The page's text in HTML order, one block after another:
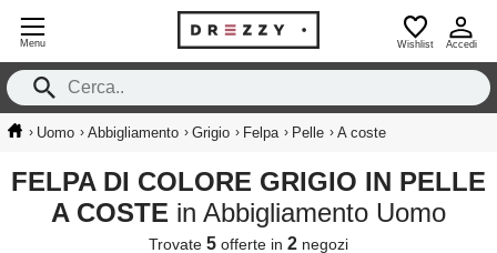
Menu Wishlist Accedi
› Uomo › Abbigliamento › Grigio › Felpa › Pelle › A coste
FELPA DI COLORE GRIGIO IN PELLE
A COSTE in Abbigliamento Uomo
Trovate 5 offerte in 2 negozi